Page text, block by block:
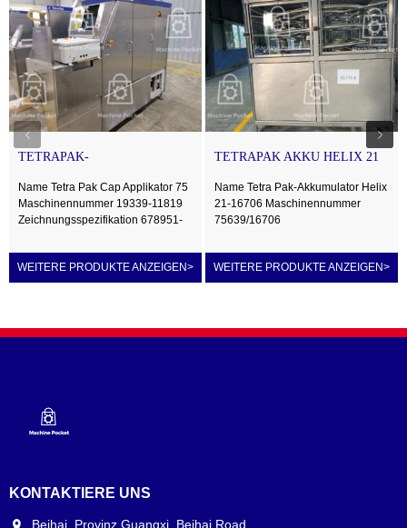
TETRAPAK-
Name Tetra Pak Cap Applikator 75
Maschinennummer 19339-11819
Zeichnungsspezifikation 678951-
Arbeitsstunden 32329h
Kapazitätsnummer auf Lager
WEITERE PRODUKTE ANZEIGEN>
TETRAPAK AKKU HELIX 21
Name Tetra Pak-Akkumulator Helix
21-16706 Maschinennummer
75639/16706
0300 Herstellungsjahr 2017
Betriebsstunden 661 Std. Kapazität
40 m Anzahl auf Lager MXB0017
WEITERE PRODUKTE ANZEIGEN>
KONTAKTIERE UNS
Beihai, Provinz Guangxi, Beihai Road